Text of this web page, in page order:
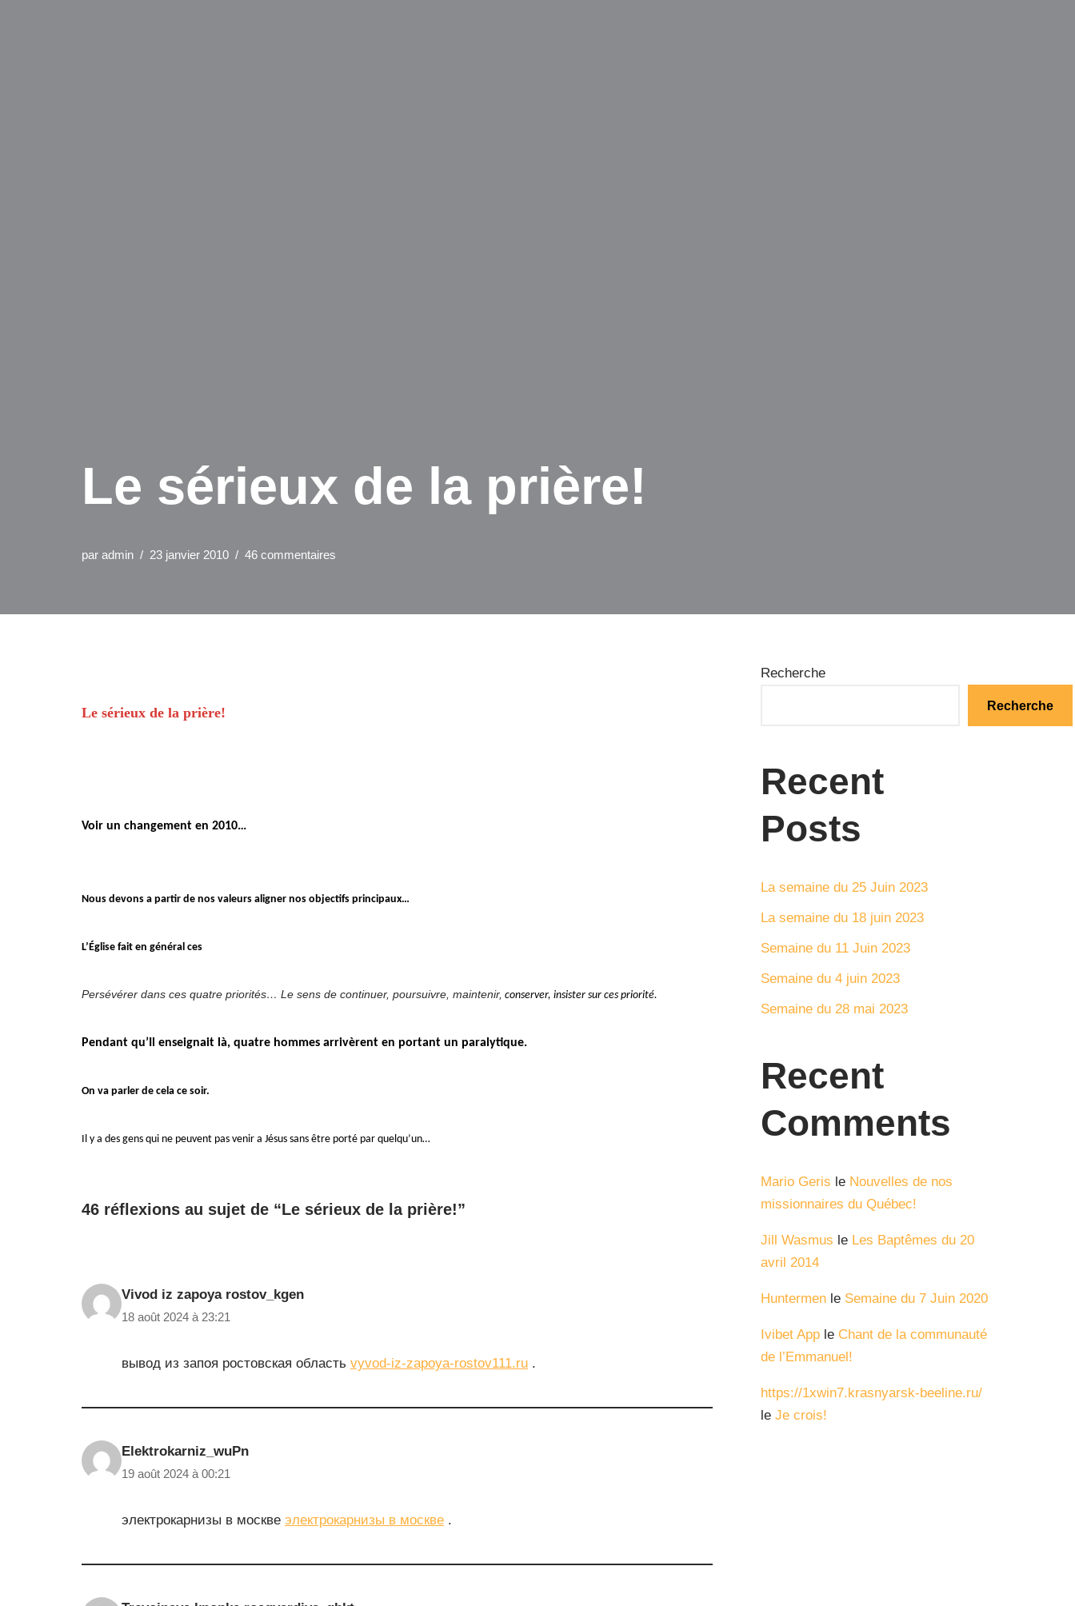
Le sérieux de la prière!
par admin 23 janvier 2010 46 commentaires
Le sérieux de la prière!
Voir un changement en 2010…
Nous devons a partir de nos valeurs aligner nos objectifs principaux…
L’Église fait en général ces
Persévérer dans ces quatre priorités… Le sens de continuer, poursuivre, maintenir, conserver, insister sur ces priorité.
Pendant qu’Il enseignait là, quatre hommes arrivèrent en portant un paralytique.
On va parler de cela ce soir.
Il y a des gens qui ne peuvent pas venir a Jésus sans être porté par quelqu’un…
46 réflexions au sujet de “Le sérieux de la prière!”
Vivod iz zapoya rostov_kgen
18 août 2024 à 23:21
вывод из запоя ростовская область vyvod-iz-zapoya-rostov111.ru .
Elektrokarniz_wuPn
19 août 2024 à 00:21
электрокарнизы в москве электрокарнизы в москве .
Recherche
Recherche
Recent
Posts
La semaine du 25 Juin 2023
La semaine du 18 juin 2023
Semaine du 11 Juin 2023
Semaine du 4 juin 2023
Semaine du 28 mai 2023
Recent
Comments
Mario Geris le Nouvelles de nos
missionnaires du Québec‏!
Jill Wasmus le Les Baptêmes du 20
avril 2014
Huntermen le Semaine du 7 Juin 2020
Ivibet App le Chant de la communauté
de l’Emmanuel!
https://1xwin7.krasnyarsk-beeline.ru/
le Je crois!